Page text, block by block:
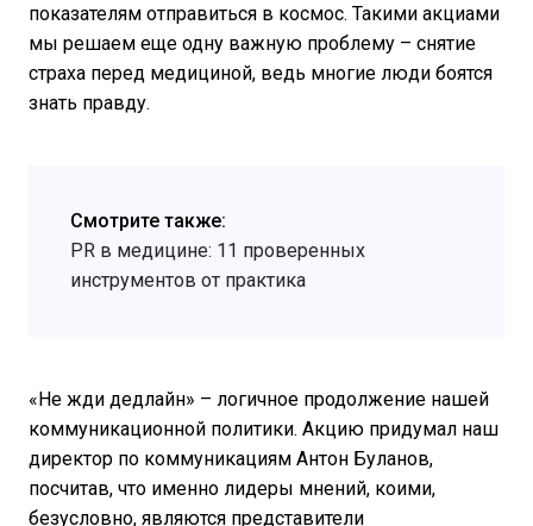
показателям отправиться в космос. Такими акциами
мы решаем еще одну важную проблему – снятие
страха перед медициной, ведь многие люди боятся
знать правду.
Смотрите также:
PR в медицине: 11 проверенных
инструментов от практика
«Не жди дедлайн» – логичное продолжение нашей
коммуникационной политики. Акцию придумал наш
директор по коммуникациям Антон Буланов,
посчитав, что именно лидеры мнений, коими,
безусловно, являются представители